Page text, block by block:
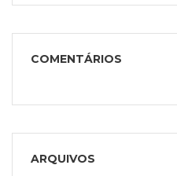
COMENTÁRIOS
ARQUIVOS